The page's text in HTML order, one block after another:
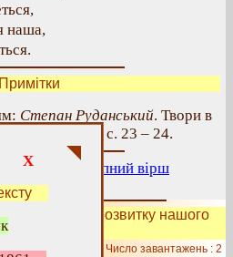
X
наша,
Примітки
Степан Руданський. Твори в
1973 р., т. 2, с. 23 – 24.
Вище Наступний вірш
розвитку нашого
сайту!
Число завантажень : 2